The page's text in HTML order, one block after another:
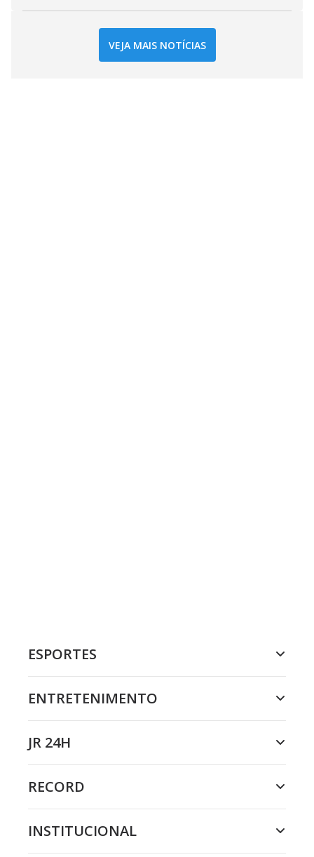
VEJA MAIS NOTÍCIAS
ESPORTES
ENTRETENIMENTO
JR 24H
RECORD
INSTITUCIONAL